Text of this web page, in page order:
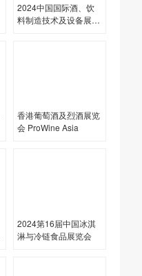
2024中国国际酒、饮
料制造技术及设备展览
香港葡萄酒及烈酒展览
会 ProWine Asia
2024第16届中国冰淇
淋与冷链食品展览会